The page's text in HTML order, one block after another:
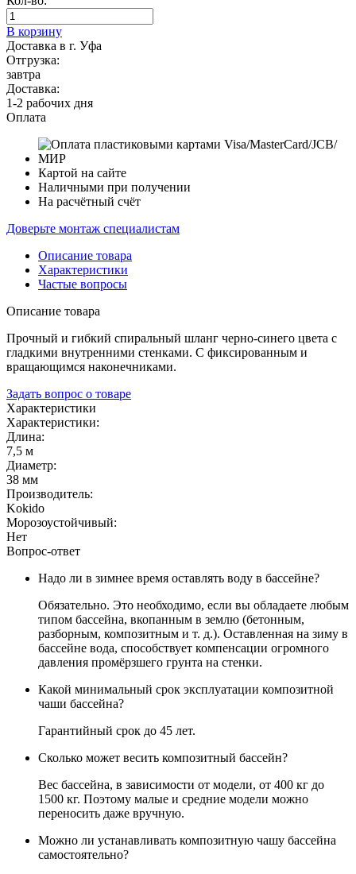
В корзину
Доставка в г. Уфа
Отгрузка:
завтра
Доставка:
1-2 рабочих дня
Оплата
Картой на сайте
Наличными при получении
На расчётный счёт
Доверьте монтаж специалистам
Описание товара
Характеристики
Частые вопросы
Описание товара
Прочный и гибкий спиральный шланг черно-синего цвета с
гладкими внутренними стенками. С фиксированным и
вращающимся наконечниками.
Задать вопрос о товаре
Характеристики
Характеристики:
Длина:
7,5 м
Диаметр:
38 мм
Производитель:
Kokido
Морозоустойчивый:
Нет
Вопрос-ответ
Надо ли в зимнее время оставлять воду в бассейне?
Обязательно. Это необходимо, если вы обладаете любым
типом бассейна, вкопанным в землю (бетонным,
разборным, композитным и т. д.). Оставленная на зиму в
бассейне вода, способствует компенсации огромного
давления промёрзшего грунта на стенки.
Какой минимальный срок эксплуатации композитной
чаши бассейна?
Гарантийный срок до 45 лет.
Сколько может весить композитный бассейн?
Вес бассейна, в зависимости от модели, от 400 кг до
1500 кг. Поэтому малые и средние модели можно
переносить даже вручную.
Можно ли устанавливать композитную чашу бассейна
самостоятельно?